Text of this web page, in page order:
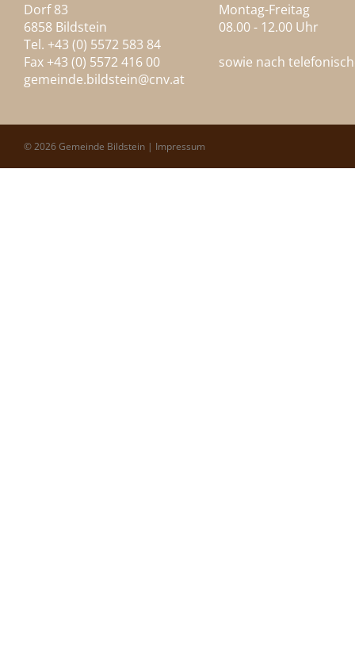
Dorf 83
6858 Bildstein
Tel. +43 (0) 5572 583 84
Fax +43 (0) 5572 416 00
gemeinde.bildstein@cnv.at
Montag-Freitag
08.00 - 12.00 Uhr
sowie nach
© 2026 Gemeinde Bildstein | Impressum